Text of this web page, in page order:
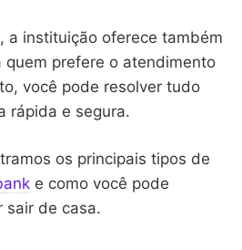
a instituição oferece também
quem prefere o atendimento
você pode resolver tudo
rápida e segura.
os principais tipos de
e como você pode
sair de casa.